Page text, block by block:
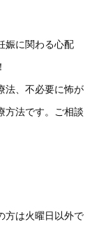
娠に関わる心配
法、不必要に怖が
方法です。ご相談
方は火曜日以外で